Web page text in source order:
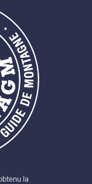
la